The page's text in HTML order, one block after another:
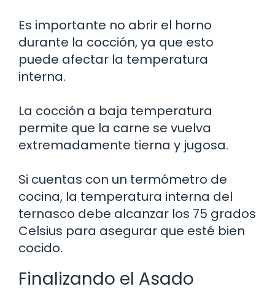
Es importante no abrir el horno
durante la cocción, ya que esto
puede afectar la temperatura
interna.
La cocción a baja temperatura
permite que la carne se vuelva
extremadamente tierna y jugosa.
Si cuentas con un termómetro de
cocina, la temperatura interna del
ternasco debe alcanzar los 75 grados
Celsius para asegurar que esté bien
cocido.
Finalizando el Asado